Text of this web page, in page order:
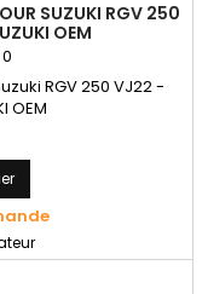
SUZUKI RGV 250
OEM
0
RGV 250 VJ22 -
OEM